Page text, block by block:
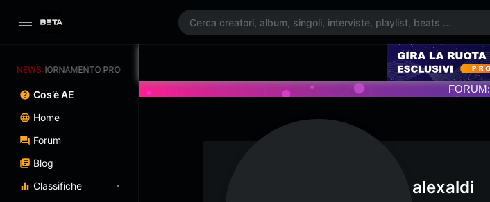
NEWS:
AGGIORNAMENTO PROGRAMMATO 3/07/2025
Cos’è AE
Home
Forum
Blog
Classifiche
FORUM:
alexaldi